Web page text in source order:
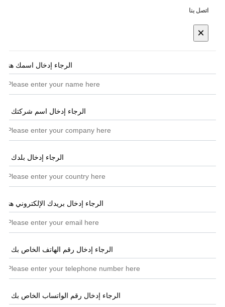
اتصل بنا
×
الرجاء إدخال اسمك هنا
الرجاء إدخال اسم شركتك هنا
الرجاء إدخال بلدك هنا
الرجاء إدخال بريدك الإلكتروني هنا
الرجاء إدخال رقم الهاتف الخاص بك هنا
الرجاء إدخال رقم الواتساب الخاص بك هنا